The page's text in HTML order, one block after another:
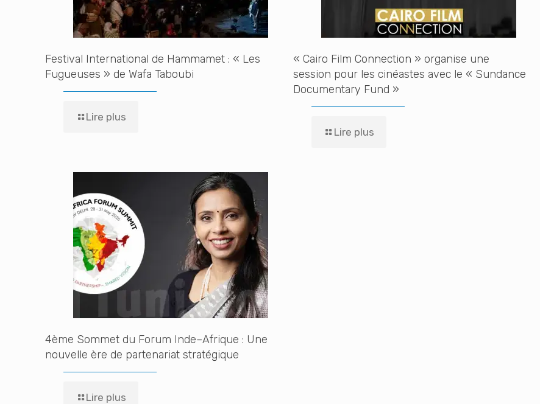
Festival International de Hammamet : « Les
Fugueuses » de Wafa Taboubi
Lire plus
« Cairo Film Connection » organise une
session pour les cinéastes avec le « Sundance
Documentary Fund »
Lire plus
4ème Sommet du Forum Inde–Afrique : Une
nouvelle ère de partenariat stratégique
Lire plus